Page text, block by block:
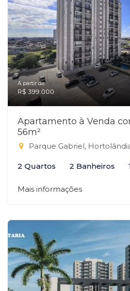
A partir de:
R$ 399.000
Apartamento à Venda
56m²
Parque Gabriel,
2 Quartos 2 Banheiros
Mais informações